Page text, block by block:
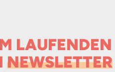
LAUFENDEN
NEWSLETTER